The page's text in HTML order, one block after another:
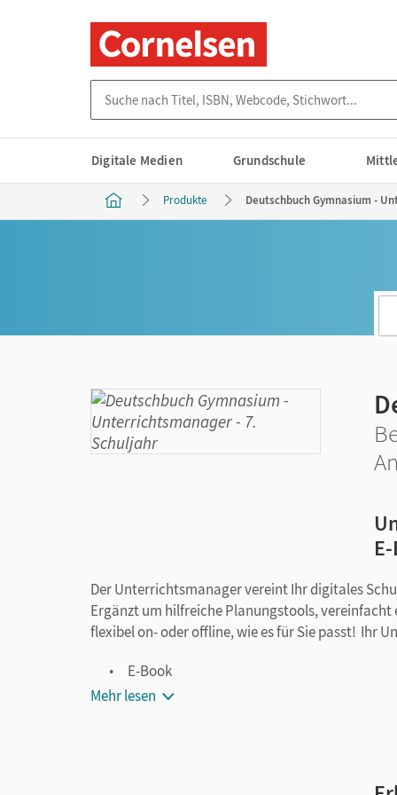
Digitale Medien Grundschule
Produkte Deutschbuch Gymnasium -
Der Unterrichtsmanager vereint Ihr digitales
Ergänzt um hilfreiche Planungstools,
flexibel on- oder offline, wie es für Sie passt! Ihr
E-Book
teilkapitelgenaue Materialanordnung
Vorschläge für Klassenarbeiten mit
Mehr lesen